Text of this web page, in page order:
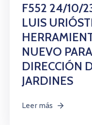
F552 24/10/
LUIS
NUEVO
DIRECCIÓN
JARDINES
Leer más